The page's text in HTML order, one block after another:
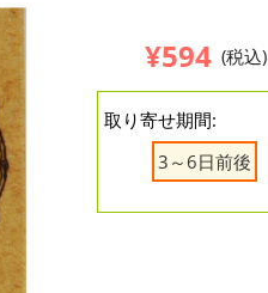
¥594 (税込)
取り寄せ期間:
3～6日前後